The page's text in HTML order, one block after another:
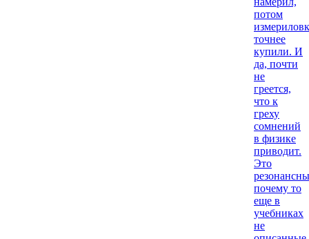
потом
точнее
купили. И
да, почти
не
греется,
что к
греху
сомнений
в физике
приводит.
Это
почему то
еще в
учебниках
не